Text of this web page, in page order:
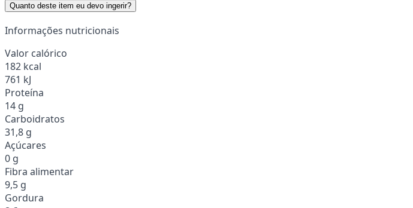
Quanto deste item eu devo ingerir?
Informações nutricionais
Valor calórico
182 kcal
761 kJ
Proteína
14 g
Carboidratos
31,8 g
Açúcares
0 g
Fibra alimentar
9,5 g
Gordura